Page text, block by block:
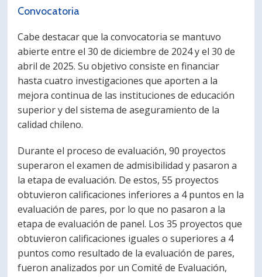
Convocatoria
Cabe destacar que la convocatoria se mantuvo
abierte entre el 30 de diciembre de 2024 y el 30 de
abril de 2025. Su objetivo consiste en financiar
hasta cuatro investigaciones que aporten a la
mejora continua de las instituciones de educación
superior y del sistema de aseguramiento de la
calidad chileno.
Durante el proceso de evaluación, 90 proyectos
superaron el examen de admisibilidad y pasaron a
la etapa de evaluación. De estos, 55 proyectos
obtuvieron calificaciones inferiores a 4 puntos en la
evaluación de pares, por lo que no pasaron a la
etapa de evaluación de panel. Los 35 proyectos que
obtuvieron calificaciones iguales o superiores a 4
puntos como resultado de la evaluación de pares,
fueron analizados por un Comité de Evaluación,